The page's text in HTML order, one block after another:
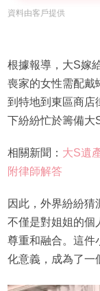
資料由客戶提供
根據報導，大S嫁
喪家的女性需配戴
到特地到東區商店
下紛紛忙於籌備大
相關新聞： 大S遺
附律師解答
因此，外界紛紛猜
不僅是對姐姐的個
尊重和融合。這件
化意義，成為了一